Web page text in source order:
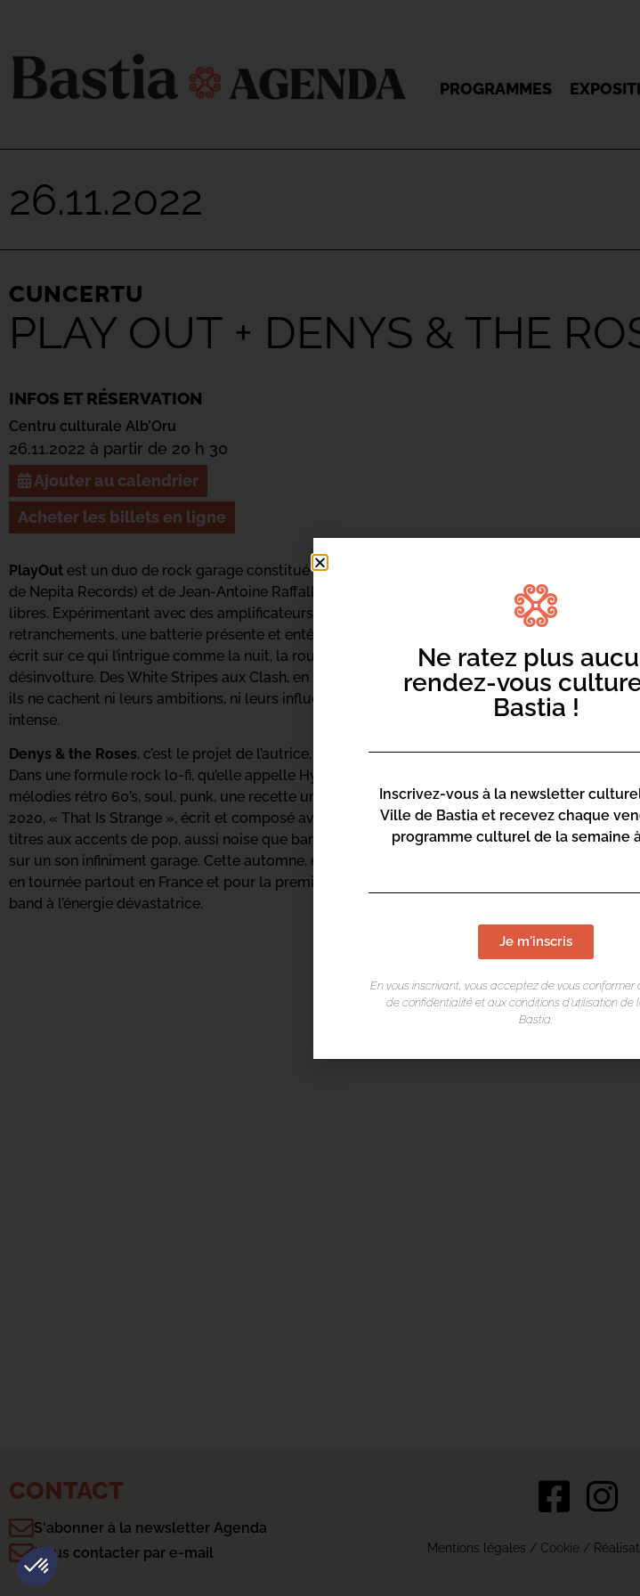
Axeptio consent
Plateforme de Gestion du Consentement : Personnalisez vos Options
Notre plateforme vous permet d'adapter et de gérer vos paramètres de confidentialité, en
PROGRAMMES
26.11.2022
CUNCERTU
PLAY OUT + DENYS & THE
INFOS ET RÉSERVATION
Centru culturale Alb’Oru
26.11.2022 à partir de 20 h 30
Ajouter au calendrier
Acheter les billets en ligne
PlayOut est un duo de rock garage constitué de Frédéric Bourreau-Micaelli (Cencio, et à
de Nepita Records) et de Jean-Antoine Raffalli. À l’image de leur île, ils sont bruts, insoumis et
libres. Expérimentant avec des amplificateurs de guitares poussés dans leurs derniers
retranchements, une batterie présente et entêtante qui supplée le rythme de la basse, PlayOut
écrit sur ce qui l’intrigue comme la nuit, la route, la liberté et l’amour avec arrogance et
désinvolture. Des White Stripes aux Clash, en passant par James Brown et Black Stones
ils ne cachent ni leurs ambitions, ni leurs influences et s’amusent sur des riffs ravageurs au son
intense.
Denys & the Roses, c’est le projet de l’autrice, compositrice et interprète corse Rosa Rocca-
Dans une formule rock lo-fi, qu’elle appelle Hysterical Blues, « Denys » ose les mélanges :
mélodies rétro 60’s, soul, punk, une recette unique qui a permis la naissance d’un premier EP
2020, « That Is Strange », écrit et composé avec le groupe Acid Child à Manchester. Avec ce
titres aux accents de pop, aussi noise que baroque, elle y recoupe des portraits d’une douce
sur un son infiniment garage. Cette automne, en plus de l’enregistrement d’un nouvel opus, la
en tournée partout en France et pour la première fois sur la scène de l’Alb’Oru dans un format
band à l’énergie dévastatrice.
CONTACT
S'abonner à la newsletter Agenda
Nous contacter par e-mail
Mentions légales / Cookie /
Ne ratez plus
rendez-vous
Bastia !
Inscrivez-vous à la newsletter
Ville de Bastia et recevez chaque
programme culturel de la semaine
Je m'inscris
En vous inscrivant, vous acceptez de vous conformer
de confidentialité et aux conditions d’utilisation de
Bastia.